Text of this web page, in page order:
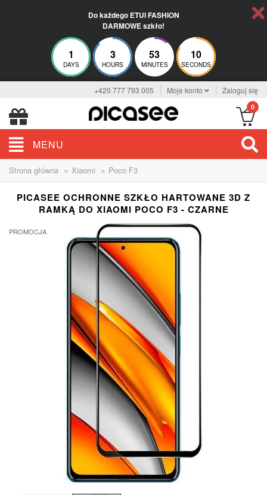
Do każdego ETUI FASHION
DARMOWE szkło!
1
DAYS
3
HOURS
53
MINUTES
9
SECONDS
+420 777 793 005 Moje konto Zaloguj się
0
MENU
Strona główna » Xiaomi » Poco F3
PICASEE OCHRONNE SZKŁO HARTOWANE 3D Z
RAMKĄ DO XIAOMI POCO F3 - CZARNE
PROMOCJA